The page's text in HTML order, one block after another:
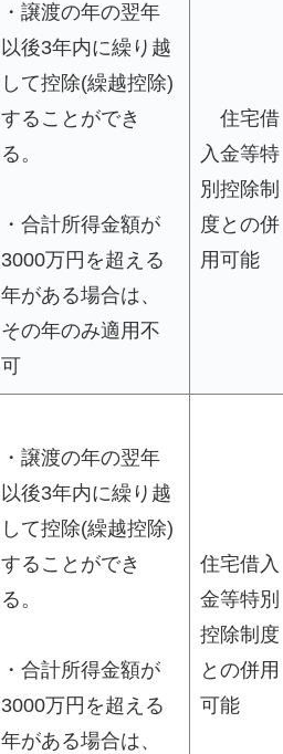
・譲渡の年の翌年
以後3年内に繰り越
して控除(繰越控除)
することができ
る。
・合計所得金額が
3000万円を超える
年がある場合は、
その年のみ適用不
可
住宅借
入金等特
別控除制
度との併
用可能
・譲渡の年の翌年
以後3年内に繰り越
して控除(繰越控除)
することができ
る。
・合計所得金額が
3000万円を超える
年がある場合は、
住宅借入
金等特別
控除制度
との併用
可能